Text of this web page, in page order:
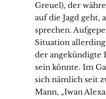
Greuel), der
auf die Jagd geht,
sprechen.
Situation
der angekündigte
sein könnte. Im
sich nämlich seit
Mann, „Iwan